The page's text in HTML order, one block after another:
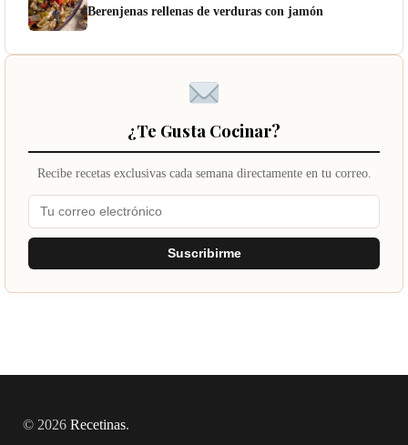
Berenjenas rellenas de verduras con jamón
¿Te Gusta Cocinar?
Recibe recetas exclusivas cada semana directamente en tu correo.
Suscribirme
© 2026 Recetinas.